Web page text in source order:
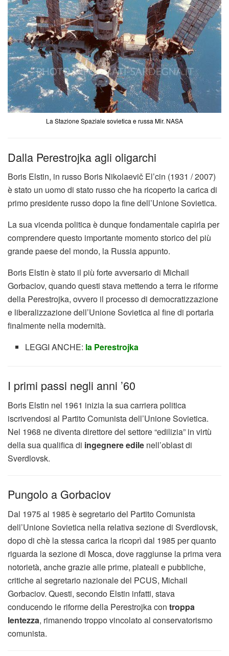
La Stazione Spaziale sovietica e russa Mir. NASA
Dalla Perestrojka agli oligarchi
Boris Elstin, in russo Boris Nikolaevič El’cin (1931 / 2007)
è stato un uomo di stato russo che ha ricoperto la carica di
primo presidente russo dopo la fine dell’Unione Sovietica.
La sua vicenda politica è dunque fondamentale capirla per
comprendere questo importante momento storico del più
grande paese del mondo, la Russia appunto.
Boris Elstin è stato il più forte avversario di Michail
Gorbaciov, quando questi stava mettendo a terra le riforme
della Perestrojka, ovvero il processo di democratizzazione
e liberalizzazione dell’Unione Sovietica al fine di portarla
finalmente nella modernità.
LEGGI ANCHE: la Perestrojka
I primi passi negli anni ’60
Boris Elstin nel 1961 inizia la sua carriera politica
iscrivendosi al Partito Comunista dell’Unione Sovietica.
Nel 1968 ne diventa direttore del settore “edilizia” in virtù
della sua qualifica di ingegnere edile nell’oblast di
Sverdlovsk.
Pungolo a Gorbaciov
Dal 1975 al 1985 è segretario del Partito Comunista
dell’Unione Sovietica nella relativa sezione di Sverdlovsk,
dopo di chè la stessa carica la ricoprì dal 1985 per quanto
riguarda la sezione di Mosca, dove raggiunse la prima vera
notorietà, anche grazie alle prime, plateali e pubbliche,
critiche al segretario nazionale del PCUS, Michail
Gorbaciov. Questi, secondo Elstin infatti, stava
conducendo le riforme della Perestrojka con troppa
lentezza, rimanendo troppo vincolato al conservatorismo
comunista.